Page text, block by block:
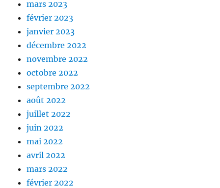
mars 2023
février 2023
janvier 2023
décembre 2022
novembre 2022
octobre 2022
septembre 2022
août 2022
juillet 2022
juin 2022
mai 2022
avril 2022
mars 2022
février 2022